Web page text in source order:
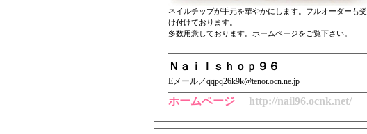
ネイルチップが手元を華やかにします。フルオーダーも受
け付けております。
多数用意しております。ホームページをご覧下さい。
Ｎａｉｌｓｈｏｐ９６
Eメール／qqpq26k9k@tenor.ocn.ne.jp
ホームページ http://nail96.ocnk.net/